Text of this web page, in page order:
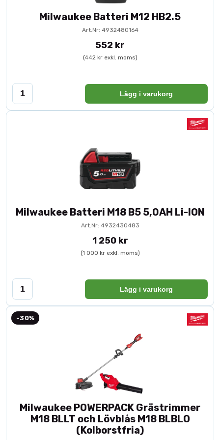
vägen från eggarnas utformning till den teknik som
används för att tillverka hålsågarna.
Innehåller storlekarna: 19 - 20 - 25 - 32 - 41 - 51 - 57 - 60 - 73
Milwaukee Batteri M12 HB2.5
Art.Nr: 4932480164
552 kr
(442 kr exkl. moms)
Lägg i varukorg
Milwaukee Batteri M18 B5 5,0AH Li-ION
Art.Nr: 4932430483
1 250 kr
(1 000 kr exkl. moms)
Lägg i varukorg
-30%
Milwaukee POWERPACK Grästrimmer
M18 BLLT och Lövblås M18 BLBLO
(Kolborstfria)